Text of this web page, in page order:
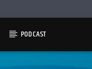
PODCAST